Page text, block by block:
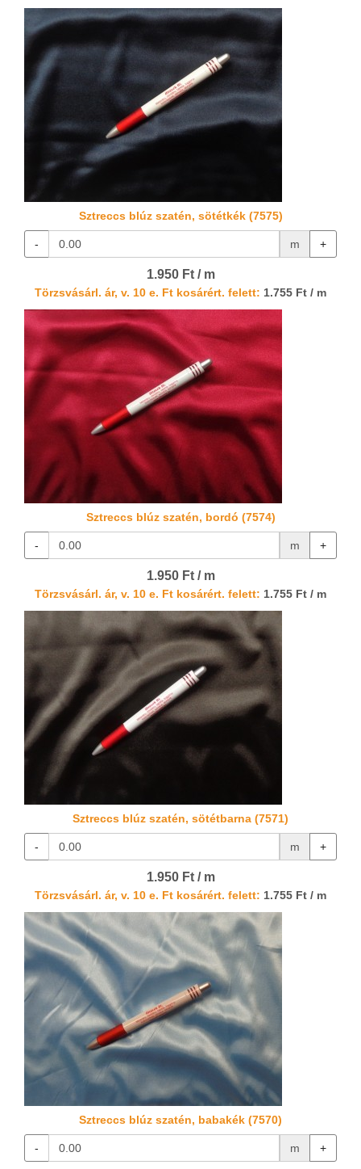
Sztreccs blúz szatén, sötétkék (7575)
- m +
1.950 Ft / m
Törzsvásárl. ár, v. 10 e. Ft kosárért. felett: 1.755 Ft / m
Sztreccs blúz szatén, bordó (7574)
- m +
1.950 Ft / m
Törzsvásárl. ár, v. 10 e. Ft kosárért. felett: 1.755 Ft / m
Sztreccs blúz szatén, sötétbarna (7571)
- m +
1.950 Ft / m
Törzsvásárl. ár, v. 10 e. Ft kosárért. felett: 1.755 Ft / m
Sztreccs blúz szatén, babakék (7570)
- m +